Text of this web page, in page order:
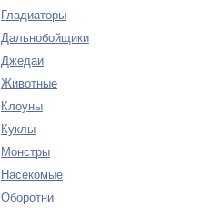
Гладиаторы
Дальнобойщики
Джедаи
Животные
Клоуны
Куклы
Монстры
Насекомые
Оборотни